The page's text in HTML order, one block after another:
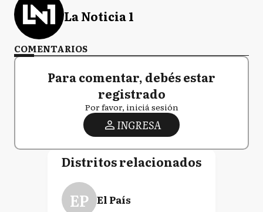
La Noticia 1
COMENTARIOS
Para comentar, debés estar
registrado
Por favor, iniciá sesión
INGRESA
Distritos relacionados
EP El País